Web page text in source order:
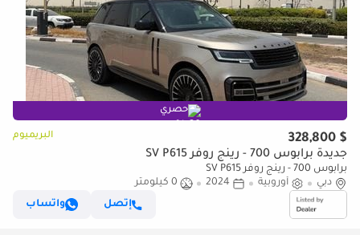
حصري
$ 328,800 البريميوم
جديدة برابوس 700 - رينج روفر SV P615
برابوس 700 - رينج روفر SV P615
دبي
أوروبية 2024
0 كيلومتر
إتصل
واتساب